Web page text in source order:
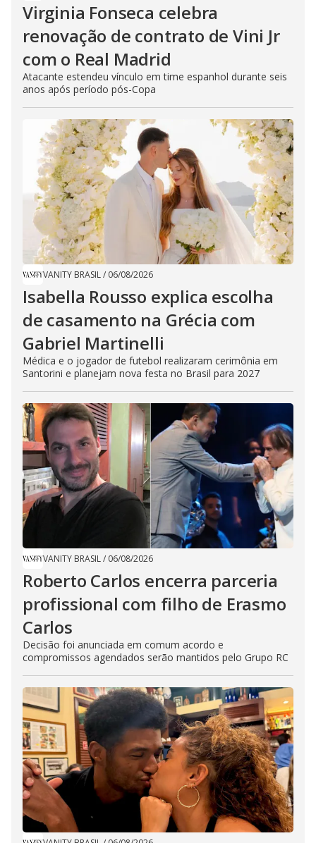
Virginia Fonseca celebra
renovação de contrato de Vini Jr
com o Real Madrid
Atacante estendeu vínculo em time espanhol durante seis
anos após período pós-Copa
VANITY BRASIL/ 06/08/2026
Isabella Rousso explica escolha
de casamento na Grécia com
Gabriel Martinelli
Médica e o jogador de futebol realizaram cerimônia em
Santorini e planejam nova festa no Brasil para 2027
VANITY BRASIL/ 06/08/2026
Roberto Carlos encerra parceria
profissional com filho de Erasmo
Carlos
Decisão foi anunciada em comum acordo e
compromissos agendados serão mantidos pelo Grupo RC